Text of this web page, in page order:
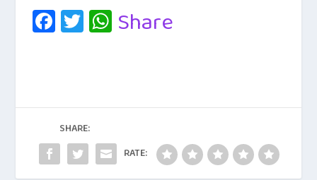
Fa
c
o
o
k
T
wi
W
A
p
p
Share
SHARE:
RATE: